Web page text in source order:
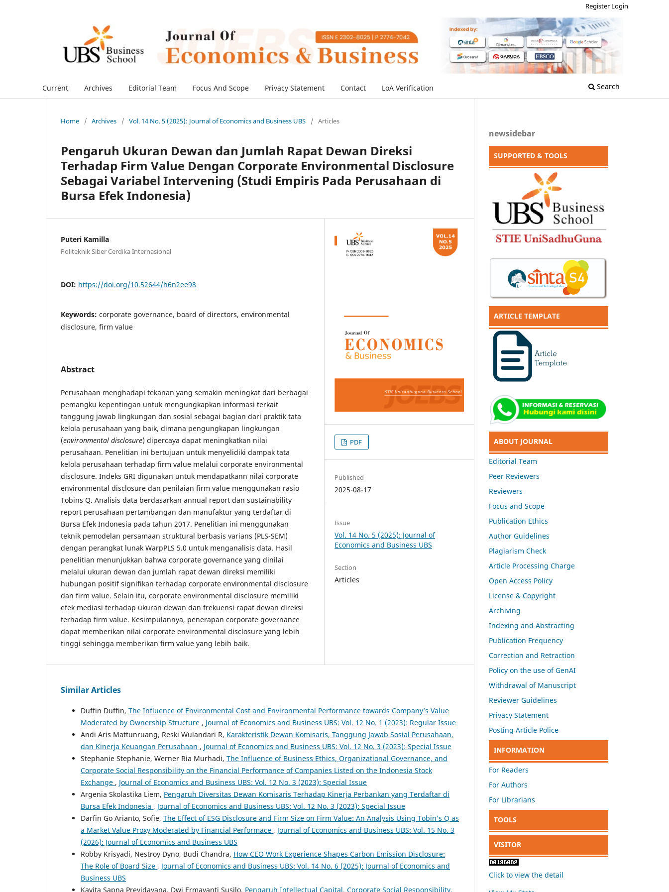
Current Archives Editorial Team Focus And Scope Privacy Statement Contact LoA Verification Search
Register Login
Home / Archives / Vol. 14 No. 5 (2025): Journal of Economics and Business UBS / Articles
Pengaruh Ukuran Dewan dan Jumlah Rapat Dewan Direksi
Terhadap Firm Value Dengan Corporate Environmental Disclosure
Sebagai Variabel Intervening (Studi Empiris Pada Perusahaan di
Bursa Efek Indonesia)
Puteri Kamilla
Politeknik Siber Cerdika Internasional
DOI: https://doi.org/10.52644/h6n2ee98
Keywords: corporate governance, board of directors, environmental
disclosure, firm value
Abstract
Perusahaan menghadapi tekanan yang semakin meningkat dari berbagai
pemangku kepentingan untuk mengungkapkan informasi terkait
tanggung jawab lingkungan dan sosial sebagai bagian dari praktik tata
kelola perusahaan yang baik, dimana pengungkapan lingkungan
(environmental disclosure) dipercaya dapat meningkatkan nilai
perusahaan. Penelitian ini bertujuan untuk menyelidiki dampak tata
kelola perusahaan terhadap firm value melalui corporate environmental
disclosure. Indeks GRI digunakan untuk mendapatkann nilai corporate
environmental disclosure dan penilaian firm value menggunakan rasio
Tobins Q. Analisis data berdasarkan annual report dan sustainability
report perusahaan pertambangan dan manufaktur yang terdaftar di
Bursa Efek Indonesia pada tahun 2017. Penelitian ini menggunakan
teknik pemodelan persamaan struktural berbasis varians (PLS-SEM)
dengan perangkat lunak WarpPLS 5.0 untuk menganalisis data. Hasil
penelitian menunjukkan bahwa corporate governance yang dinilai
melalui ukuran dewan dan jumlah rapat dewan direksi memiliki
hubungan positif signifikan terhadap corporate environmental disclosure
dan firm value. Selain itu, corporate environmental disclosure memiliki
efek mediasi terhadap ukuran dewan dan frekuensi rapat dewan direksi
terhadap firm value. Kesimpulannya, penerapan corporate governance
dapat memberikan nilai corporate environmental disclosure yang lebih
tinggi sehingga memberikan firm value yang lebih baik.
PDF
Published
2025-08-17
Issue
Vol. 14 No. 5 (2025): Journal of
Economics and Business UBS
Section
Articles
Similar Articles
Duffin Duffin, The Influence of Environmental Cost and Environmental Performance towards Company’s Value
Moderated by Ownership Structure , Journal of Economics and Business UBS: Vol. 12 No. 1 (2023): Regular Issue
Andi Aris Mattunruang, Reski Wulandari R, Karakteristik Dewan Komisaris, Tanggung Jawab Sosial Perusahaan,
dan Kinerja Keuangan Perusahaan , Journal of Economics and Business UBS: Vol. 12 No. 3 (2023): Special Issue
Stephanie Stephanie, Werner Ria Murhadi, The Influence of Business Ethics, Organizational Governance, and
Corporate Social Responsibility on the Financial Performance of Companies Listed on the Indonesia Stock
Exchange , Journal of Economics and Business UBS: Vol. 12 No. 3 (2023): Special Issue
Argenia Skolastika Liem, Pengaruh Diversitas Dewan Komisaris Terhadap Kinerja Perbankan yang Terdaftar di
Bursa Efek Indonesia , Journal of Economics and Business UBS: Vol. 12 No. 3 (2023): Special Issue
Darfin Go Arianto, Sofie, The Effect of ESG Disclosure and Firm Size on Firm Value: An Analysis Using Tobin’s Q as
a Market Value Proxy Moderated by Financial Performace , Journal of Economics and Business UBS: Vol. 15 No. 3
(2026): Journal of Economics and Business UBS
Robby Krisyadi, Nestroy Dyno, Budi Chandra, How CEO Work Experience Shapes Carbon Emission Disclosure:
The Role of Board Size , Journal of Economics and Business UBS: Vol. 14 No. 6 (2025): Journal of Economics and
Business UBS
Kavita Sapna Previdayana, Dwi Ermayanti Susilo, Pengaruh Intellectual Capital, Corporate Social Responsibility,
newsidebar
SUPPORTED & TOOLS
ARTICLE TEMPLATE
ABOUT JOURNAL
Editorial Team
Peer Reviewers
Reviewers
Focus and Scope
Publication Ethics
Author Guidelines
Plagiarism Check
Article Processing Charge
Open Access Policy
License & Copyright
Archiving
Indexing and Abstracting
Publication Frequency
Correction and Retraction
Policy on the use of GenAI
Withdrawal of Manuscript
Reviewer Guidelines
Privacy Statement
Posting Article Police
INFORMATION
For Readers
For Authors
For Librarians
TOOLS
VISITOR
Click to view the detail